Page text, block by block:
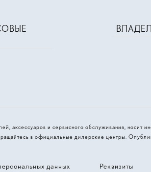
аксессуаров и сервисного обслуживания,
в официальные дилерские центры.
данных Реквизиты